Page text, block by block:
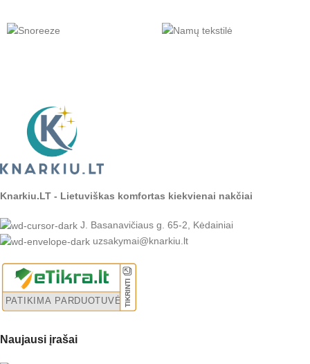
Knarkiu.LT - Lietuviškas komfortas kiekvienai nakčiai
J. Basanavičiaus g. 65-2, Kėdainiai
uzsakymai@knarkiu.lt
Naujausi įrašai